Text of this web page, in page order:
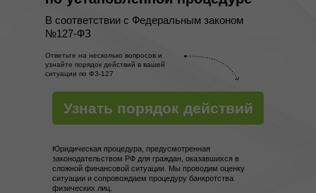
В соответствии с Федеральным законом
№127-ФЗ
Узнать порядок действий
Юридическая процедура, предусмотренная
законодательством РФ для граждан, оказавшихся в
сложной финансовой ситуации. Мы проводим оценку
ситуации и сопровождаем процедуру банкротства
физических лиц.
Ответьте на несколько вопросов и
узнайте порядок действий в вашей
ситуации по ФЗ-127